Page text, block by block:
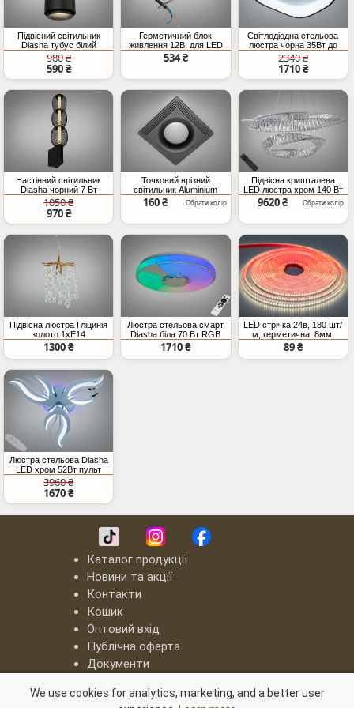
Підвісний світильник
Diasha тубус білий
чорний GU10
980 ₴
590 ₴
Герметичний блок
живлення 12В, для LED
стрічки, 80Вт, 6,66А
534 ₴
Світлодіодна стельова
люстра чорна 35Вт до
6м²
2340 ₴
1710 ₴
Настінний світильник
Diasha чорний 7 Вт
1050 ₴
970 ₴
Точковий врізний
світильник Aluminium
чорний MR16 IP20
160 ₴ Обрати колір
Підвісна кришталева
LED люстра хром 140 Вт
з пультом
9620 ₴ Обрати колір
Підвісна люстра Гліцинія
золото 1xE14
регульована
1300 ₴
Люстра стельова смарт
Diasha біла 70 Вт RGB
BT
1710 ₴
LED стрічка 24в, 180 шт/
м, герметична, 8мм,
нейтральний
89 ₴
Люстра стельова Diasha
LED хром 52Вт пульт
3960 ₴
1670 ₴
Каталог продукції
Новини та акції
Контакти
Кошик
Оптовий вхід
Публічна оферта
Документи
Серія "8060"
We use cookies for analytics, marketing, and a better user